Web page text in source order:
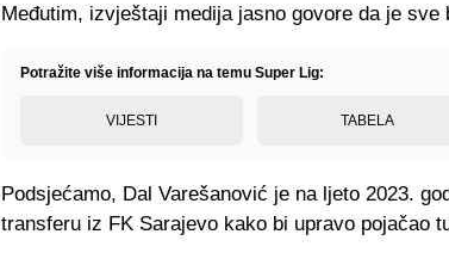
Međutim, izvještaji medija jasno govore da je sve
Potražite više informacija na temu Super Lig:
VIJESTI TABELA
Podsjećamo, Dal Varešanović je na ljeto 2023.
transferu iz FK Sarajevo kako bi upravo pojačao